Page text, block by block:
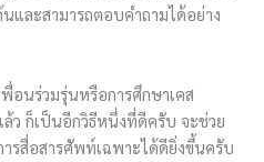
และสามารถตอบคำถามได้อย่าง
อนร่วมรุ่นหรือการศึกษาเคส
ว ก็เป็นอีกวิธีหนึ่งที่ดีครับ จะช่วย
ารสื่อสารศัพท์เฉพาะได้ดียิ่งขึ้นครับ